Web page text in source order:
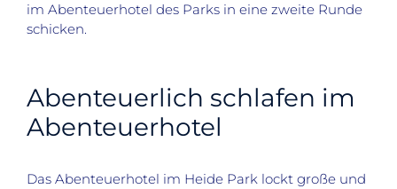
im Abenteuerhotel des Parks in eine zweite Runde
schicken.
Abenteuerlich schlafen im
Abenteuerhotel
Das Abenteuerhotel im Heide Park lockt große und